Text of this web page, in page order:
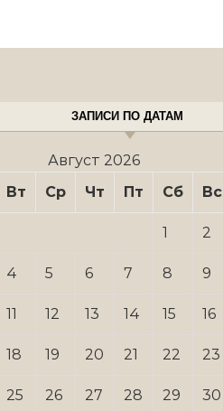
ЗАПИСИ ПО ДАТАМ
Август 2026
Вт Ср Чт Пт Сб Вс
1 2
4 5 6 7 8 9
11 12 13 14 15 16
18 19 20 21 22 23
25 26 27 28 29 30